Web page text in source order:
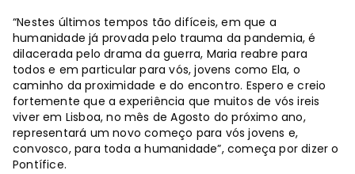
“Nestes últimos tempos tão difíceis, em que a
humanidade já provada pelo trauma da pandemia, é
dilacerada pelo drama da guerra, Maria reabre para
todos e em particular para vós, jovens como Ela, o
caminho da proximidade e do encontro. Espero e creio
fortemente que a experiência que muitos de vós ireis
viver em Lisboa, no mês de Agosto do próximo ano,
representará um novo começo para vós jovens e,
convosco, para toda a humanidade”, começa por dizer o
Pontífice.